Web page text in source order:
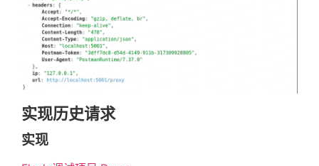
实现历史请求
实现